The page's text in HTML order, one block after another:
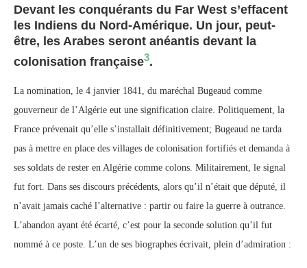
Devant les conquérants du Far West s’effacent
les Indiens du Nord-Amérique. Un jour, peut-
être, les Arabes seront anéantis devant la
colonisation française3.
La nomination, le 4 janvier 1841, du maréchal Bugeaud comme
gouverneur de l’Algérie eut une signification claire. Politiquement, la
France prévenait qu’elle s’installait définitivement; Bugeaud ne tarda
pas à mettre en place des villages de colonisation fortifiés et demanda à
ses soldats de rester en Algérie comme colons. Militairement, le signal
fut fort. Dans ses discours précédents, alors qu’il n’était que député, il
n’avait jamais caché l’alternative : partir ou faire la guerre à outrance.
L’abandon ayant été écarté, c’est pour la seconde solution qu’il fut
nommé à ce poste. L’un de ses biographes écrivait, plein d’admiration :